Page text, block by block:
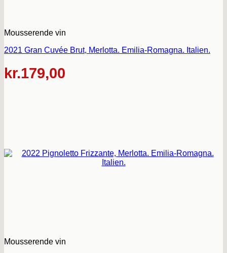
Mousserende vin
2021 Gran Cuvée Brut, Merlotta. Emilia-Romagna. Italien.
kr.179,00
Mousserende vin